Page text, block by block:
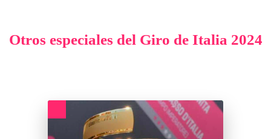
Otros especiales del Giro de Italia 2024